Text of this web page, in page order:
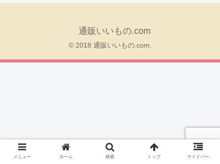
通販いいもの.com
© 2018 通販いいもの.com.
メニュー ホーム 検索 トップ サイドバー